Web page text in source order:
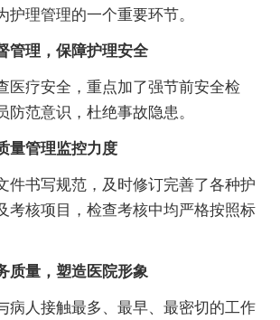
护理管理的一个重要环节。
管理，保障护理安全
医疗安全，重点加了强节前安全检
防范意识，杜绝事故隐患。
量管理监控力度
件书写规范，及时修订完善了各种护
考核项目，检查考核中均严格按照标
质量，塑造医院形象
病人接触最多、最早、最密切的工作